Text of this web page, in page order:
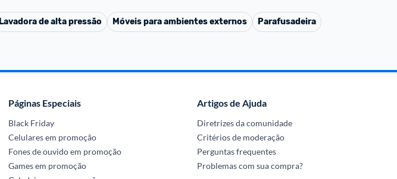
Lavadora de alta pressão Móveis para ambientes externos Parafusadeira
Páginas Especiais
Black Friday
Celulares em promoção
Fones de ouvido em promoção
Games em promoção
Artigos de Ajuda
Diretrizes da comunidade
Critérios de moderação
Perguntas frequentes
Problemas com sua compra?